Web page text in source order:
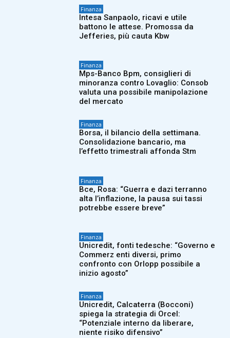
Finanza
Intesa Sanpaolo, ricavi e utile
battono le attese. Promossa da
Jefferies, più cauta Kbw
Finanza
Mps-Banco Bpm, consiglieri di
minoranza contro Lovaglio: Consob
valuta una possibile manipolazione
del mercato
Finanza
Borsa, il bilancio della settimana.
Consolidazione bancario, ma
l’effetto trimestrali affonda Stm
Finanza
Bce, Rosa: “Guerra e dazi terranno
alta l’inflazione, la pausa sui tassi
potrebbe essere breve”
Finanza
Unicredit, fonti tedesche: “Governo e
Commerz enti diversi, primo
confronto con Orlopp possibile a
inizio agosto”
Finanza
Unicredit, Calcaterra (Bocconi)
spiega la strategia di Orcel:
“Potenziale interno da liberare,
niente risiko difensivo”